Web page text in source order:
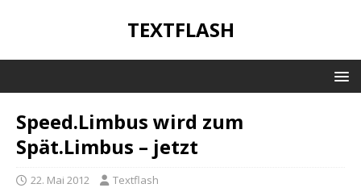
TEXTFLASH
Speed.Limbus wird zum
Spät.Limbus – jetzt
22. Mai 2012 Textflash